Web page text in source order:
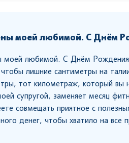
моей любимой. С Днём
моей любимой. С Днём
лишние сантиметры на
тот километраж, который вы
супругой, заменяет месяц
совмещать приятное с
денег, чтобы хватило на все